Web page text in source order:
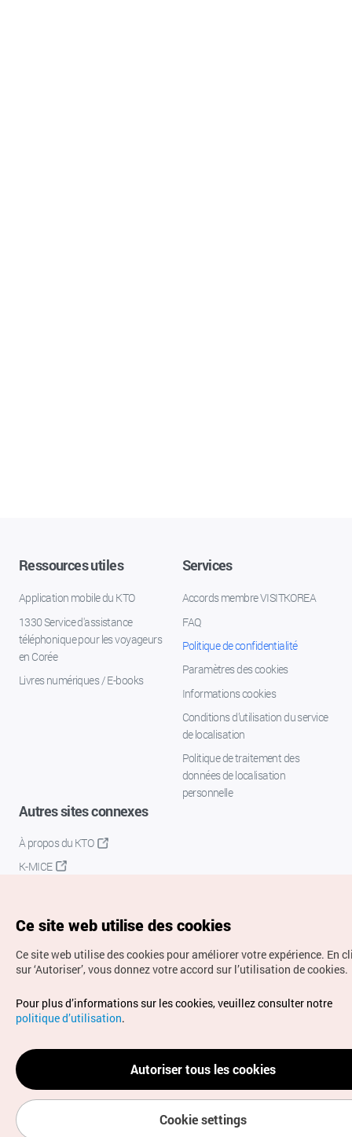
Ressources utiles
Application mobile du KTO
1330 Service d'assistance
téléphonique pour les voyageurs
en Corée
Livres numériques / E-books
Services
Accords membre VISITKOREA
FAQ
Politique de confidentialité
Paramètres des cookies
Informations cookies
Conditions d’utilisation du service
de localisation
Politique de traitement des
données de localisation
personnelle
Autres sites connexes
À propos du KTO
K-MICE
Droits d’auteur (c) Office National du Tourisme en Corée.
Tous droits réservés.
Pour les rapports d'erreurs et demandes de renseignements,
adressez vos demandes à
info.ontc@gmail.com
Ce site web utilise des cookies
Ce site web utilise des cookies pour améliorer votre expérience. En
sur ‘Autoriser’, vous donnez votre accord sur l’utilisation de cookies.
Pour plus d’informations sur les cookies, veuillez consulter notre
politique d’utilisation.
Autoriser tous les cookies
Cookie settings